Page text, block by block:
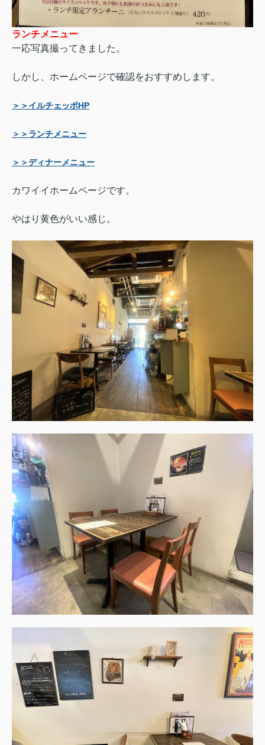
ランチメニュー
一応写真撮ってきました。
しかし、ホームページで確認をおすすめします。
＞＞イルチェッポHP
＞＞ランチメニュー
＞＞ディナーメニュー
カワイイホームページです。
やはり黄色がいい感じ。